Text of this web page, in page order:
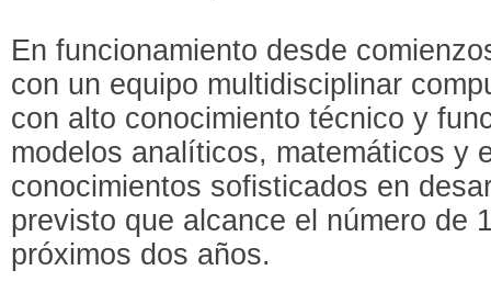
En funcionamiento desde
con un equipo multidisciplinar
con alto conocimiento técnico y
modelos analíticos, matemáticos y
conocimientos sofisticados en
previsto que alcance el número de
próximos dos años.